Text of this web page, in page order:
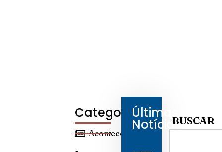
Categorias
Aconteceu
Últimas
NotíciasBUSCAR